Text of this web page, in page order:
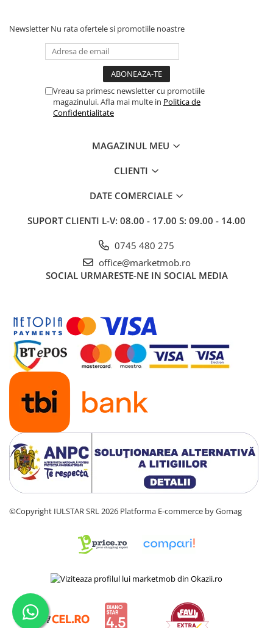
drag !
Newsletter Nu rata ofertele si promotiile noastre
Vreau sa primesc newsletter cu promotiile
magazinului. Afla mai multe in Politica de
Confidentialitate
MAGAZINUL MEU
CLIENTI
DATE COMERCIALE
SUPORT CLIENTI L-V: 08.00 - 17.00 S: 09.00 - 14.00
0745 480 275
office@marketmob.ro
SOCIAL URMARESTE-NE IN SOCIAL MEDIA
©Copyright IULSTAR SRL 2026 Platforma E-commerce by Gomag